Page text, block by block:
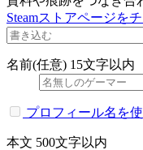
Steamストアページを
名前(任意) 15文字以内
プロフィール名を
本文 500文字以内